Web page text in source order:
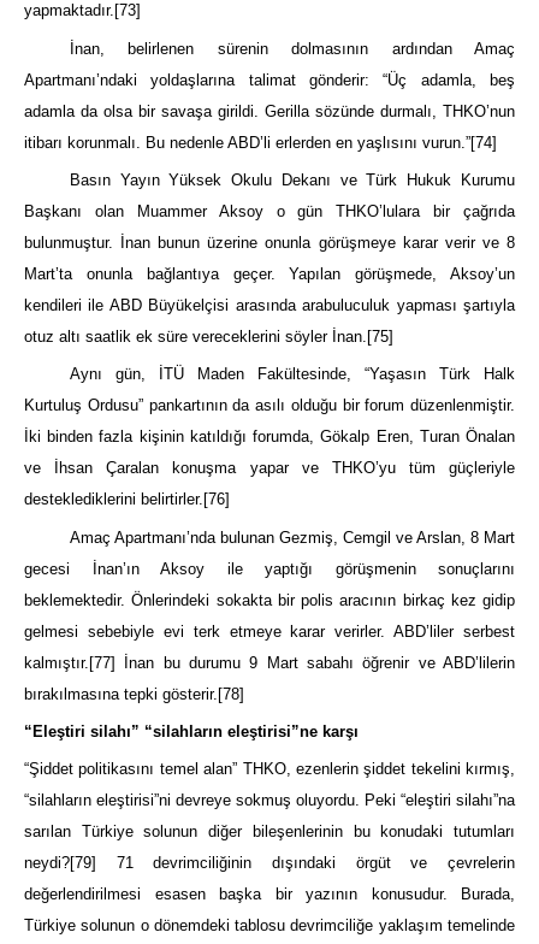
yapmaktadır. [73]
İnan, belirlenen sürenin dolmasının ardından Amaç
Apartmanı’ndaki yoldaşlarına talimat gönderir: “Üç adamla, beş
adamla da olsa bir savaşa girildi. Gerilla sözünde durmalı, THKO’nun
itibarı korunmalı. Bu nedenle ABD’li erlerden en yaşlısını vurun.”[74]
Basın Yayın Yüksek Okulu Dekanı ve Türk Hukuk Kurumu
Başkanı olan Muammer Aksoy o gün THKO’lulara bir çağrıda
bulunmuştur. İnan bunun üzerine onunla görüşmeye karar verir ve 8
Mart’ta onunla bağlantıya geçer. Yapılan görüşmede, Aksoy’un
kendileri ile ABD Büyükelçisi arasında arabuluculuk yapması şartıyla
otuz altı saatlik ek süre vereceklerini söyler İnan. [75]
Aynı gün, İTÜ Maden Fakültesinde, “Yaşasın Türk Halk
Kurtuluş Ordusu” pankartının da asılı olduğu bir forum düzenlenmiştir.
İki binden fazla kişinin katıldığı forumda, Gökalp Eren, Turan Önalan
ve İhsan Çaralan konuşma yapar ve THKO’yu tüm güçleriyle
desteklediklerini belirtirler. [76]
Amaç Apartmanı’nda bulunan Gezmiş, Cemgil ve Arslan, 8 Mart
gecesi İnan’ın Aksoy ile yaptığı görüşmenin sonuçlarını
beklemektedir. Önlerindeki sokakta bir polis aracının birkaç kez gidip
gelmesi sebebiyle evi terk etmeye karar verirler. ABD’liler serbest
kalmıştır. [77] İnan bu durumu 9 Mart sabahı öğrenir ve ABD’lilerin
bırakılmasına tepki gösterir. [78]
“Eleştiri silahı” “silahların eleştirisi”ne karşı
“Şiddet politikasını temel alan” THKO, ezenlerin şiddet tekelini kırmış,
“silahların eleştirisi”ni devreye sokmuş oluyordu. Peki “eleştiri silahı”na
sarılan Türkiye solunun diğer bileşenlerinin bu konudaki tutumları
neydi?[79]
71 devrimciliğinin dışındaki örgüt ve çevrelerin
değerlendirilmesi esasen başka bir yazının konusudur. Burada,
Türkiye solunun o dönemdeki tablosu devrimciliğe yaklaşım temelinde